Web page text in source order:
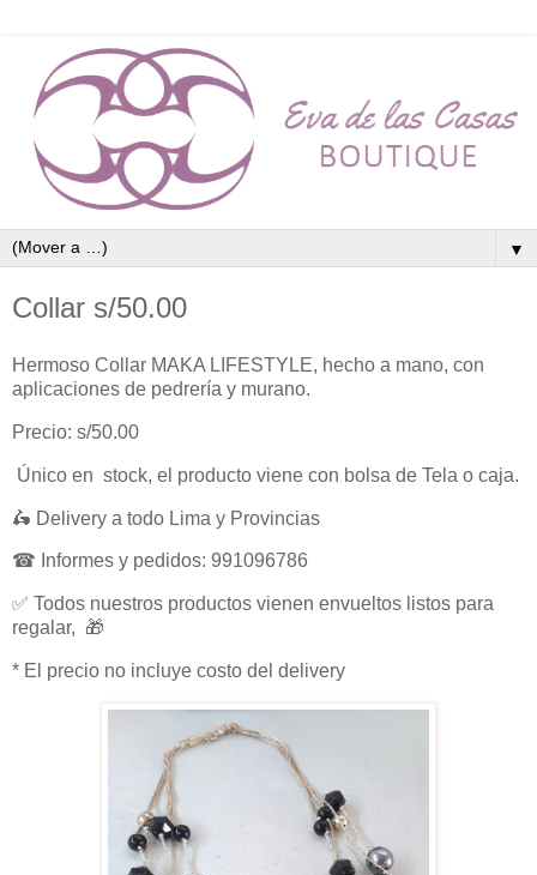
▼
Collar s/50.00
Hermoso Collar MAKA LIFESTYLE, hecho a mano, con
aplicaciones de pedrería y murano.
Precio: s/50.00
Único en stock, el producto viene con bolsa de Tela o caja.
🛵 Delivery a todo Lima y Provincias
☎ Informes y pedidos: 991096786
✅ Todos nuestros productos vienen envueltos listos para
regalar, 🎁
* El precio no incluye costo del delivery